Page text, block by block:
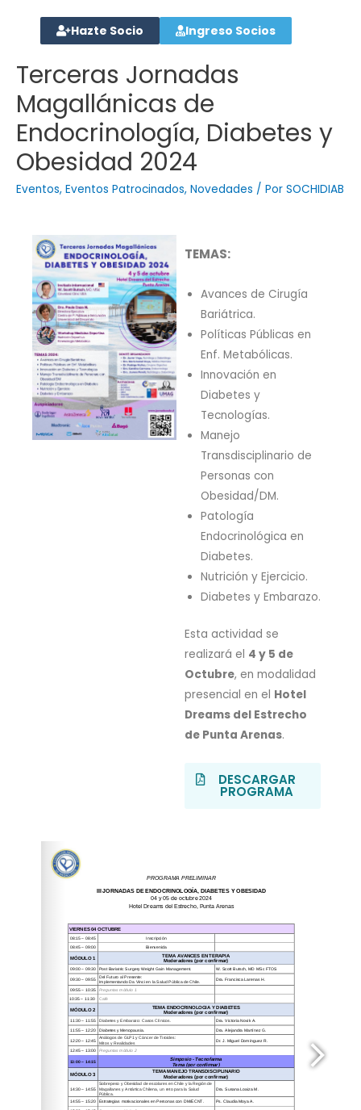
Hazte Socio Ingreso Socios
Terceras Jornadas
Magallánicas de
Endocrinología, Diabetes y
Obesidad 2024
Eventos, Eventos Patrocinados, Novedades / Por SOCHIDIAB
TEMAS:
Avances de Cirugía
Bariátrica.
Políticas Públicas en
Enf. Metabólicas.
Innovación en
Diabetes y
Tecnologías.
Manejo
Transdisciplinario de
Personas con
Obesidad/DM.
Patología
Endocrinológica en
Diabetes.
Nutrición y Ejercicio.
Diabetes y Embarazo.
Esta actividad se
realizará el 4 y 5 de
Octubre, en modalidad
presencial en el Hotel
Dreams del Estrecho
de Punta Arenas.
DESCARGAR
PROGRAMA